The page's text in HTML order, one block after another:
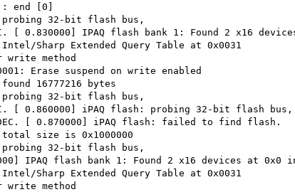
: end [0]
probing 32-bit flash bus,
[ 0.830000] IPAQ flash bank 1: Found 2 x16
Sharp Extended Query Table at 0x0031
write method
Erase suspend on write enabled
16777216 bytes
probing 32-bit flash bus,
[ 0.860000] iPAQ flash: probing 32-bit flash bus,
[ 0.870000] iPAQ flash: failed to find flash.
size is 0x1000000
probing 32-bit flash bus,
IPAQ flash bank 1: Found 2 x16 devices at 0x0
Sharp Extended Query Table at 0x0031
write method